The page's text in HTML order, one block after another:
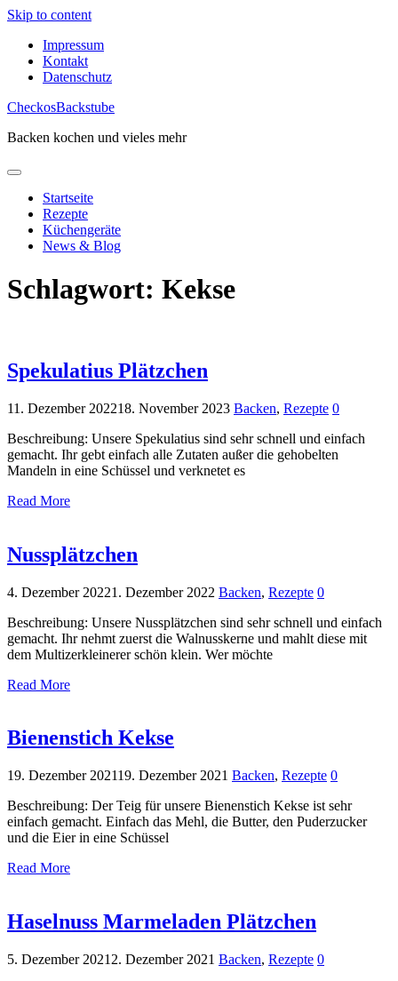
Skip to content
Impressum
Kontakt
Datenschutz
CheckosBackstube
Backen kochen und vieles mehr
Startseite
Rezepte
Küchengeräte
News & Blog
Schlagwort: Kekse
Spekulatius Plätzchen
11. Dezember 202218. November 2023 Backen, Rezepte 0
Beschreibung: Unsere Spekulatius sind sehr schnell und einfach
gemacht. Ihr gebt einfach alle Zutaten außer die gehobelten
Mandeln in eine Schüssel und verknetet es
Read More
Nussplätzchen
4. Dezember 20221. Dezember 2022 Backen, Rezepte 0
Beschreibung: Unsere Nussplätzchen sind sehr schnell und einfach
gemacht. Ihr nehmt zuerst die Walnusskerne und mahlt diese mit
dem Multizerkleinerer schön klein. Wer möchte
Read More
Bienenstich Kekse
19. Dezember 202119. Dezember 2021 Backen, Rezepte 0
Beschreibung: Der Teig für unsere Bienenstich Kekse ist sehr
einfach gemacht. Einfach das Mehl, die Butter, den Puderzucker
und die Eier in eine Schüssel
Read More
Haselnuss Marmeladen Plätzchen
5. Dezember 2021 2. Dezember 2021 Backen, Rezepte 0